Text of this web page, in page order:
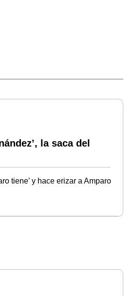
la saca del
tiene’ y hace erizar a Amparo